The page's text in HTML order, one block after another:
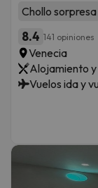
Chollo sorpresa
8.4 141 opiniones
Venecia
Alojamiento
Vuelos ida y